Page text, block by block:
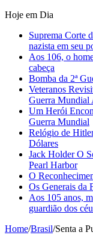
Hoje em Dia
Suprema Corte
nazista em seu
Aos 106, o
cabeça
Bomba da 2ª
Veteranos
Guerra Mundial
Um Herói
Guerra Mundial
Relógio de
Dólares
Jack Holder O
Pearl Harbor
O
Os Generais da
Aos 105 anos,
guardião dos
Home/Brasil/Senta a